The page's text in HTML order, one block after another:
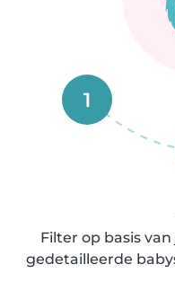
1
Filter op basis
gedetailleerde